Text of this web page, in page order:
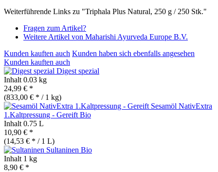
Weiterführende Links zu "Triphala Plus Natural, 250 g / 250 Stk."
Fragen zum Artikel?
Weitere Artikel von Maharishi Ayurveda Europe B.V.
Kunden kauften auch Kunden haben sich ebenfalls angesehen
Kunden kauften auch
Digest spezial
Inhalt 0.03 kg
24,99 € *
(833,00 € * / 1 kg)
Sesamöl NativExtra
1.Kaltpressung - Gereift Bio
Inhalt 0.75 L
10,90 € *
(14,53 € * / 1 L)
Sultaninen Bio
Inhalt 1 kg
8,90 € *